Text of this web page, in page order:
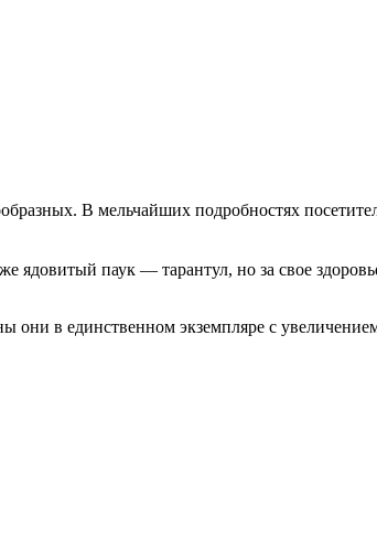
В мельчайших подробностях
паук — тарантул, но за свое
они в единственном экземпляре с